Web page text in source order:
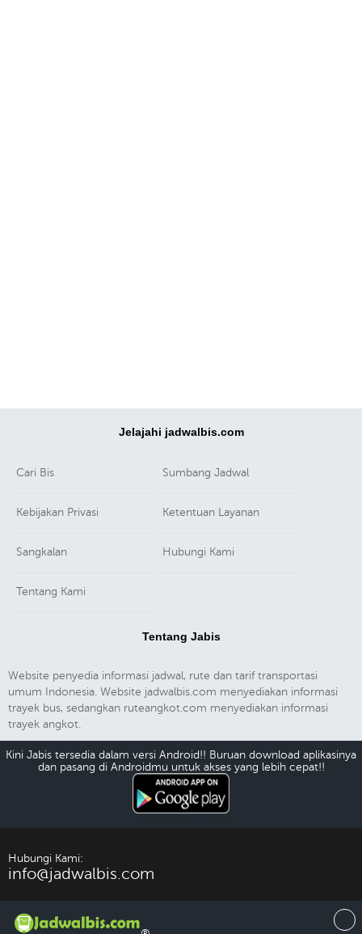
Jelajahi jadwalbis.com
Cari Bis Sumbang Jadwal
Kebijakan Privasi Ketentuan Layanan
Sangkalan Hubungi Kami
Tentang Kami
Tentang Jabis
Website penyedia informasi jadwal, rute dan tarif transportasi
umum Indonesia. Website jadwalbis.com menyediakan informasi
trayek bus, sedangkan ruteangkot.com menyediakan informasi
trayek angkot.
Kini Jabis tersedia dalam versi Android!! Buruan download aplikasinya
dan pasang di Androidmu untuk akses yang lebih cepat!!
Hubungi Kami:
info@jadwalbis.com